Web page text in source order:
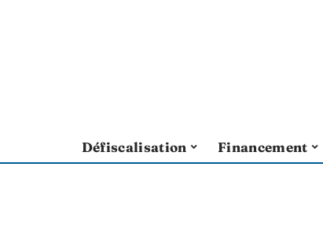
Défiscalisation Financement